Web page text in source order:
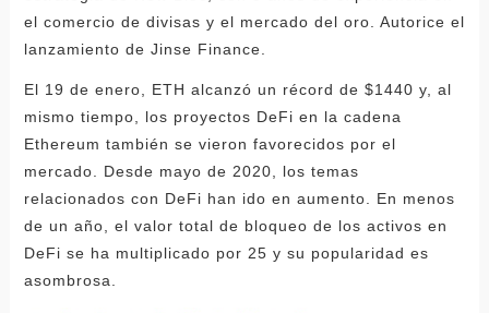
el comercio de divisas y el mercado del oro. Autorice el
lanzamiento de Jinse Finance.
El 19 de enero, ETH alcanzó un récord de $1440 y, al
mismo tiempo, los proyectos DeFi en la cadena
Ethereum también se vieron favorecidos por el
mercado. Desde mayo de 2020, los temas
relacionados con DeFi han ido en aumento. En menos
de un año, el valor total de bloqueo de los activos en
DeFi se ha multiplicado por 25 y su popularidad es
asombrosa.